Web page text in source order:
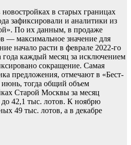
в старых границах
зафиксировали и аналитики из
По их данным, в продаже
— максимальное значение для
начало расти в феврале 2022-го
года каждый месяц за исключением
сокращение. Самая
предложения, отмечают в «Бест-
тогда общий объем
Старой Москвы за месяц
до 42,1 тыс. лотов. К ноябрю
49 тыс. лотов, а в декабре